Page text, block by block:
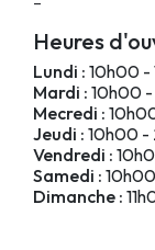
Heures
Lundi : 10h00 -
Mardi : 10h00 -
Mecredi :
Jeudi : 10h00 -
Vendredi :
Samedi :
Dimanche :